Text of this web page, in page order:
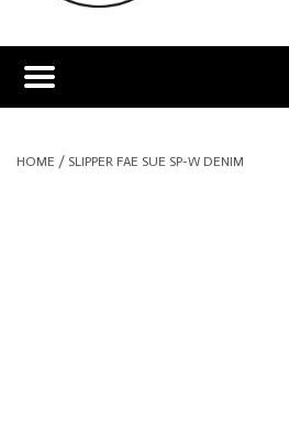
HOME / SLIPPER FAE SUE SP-W DENIM